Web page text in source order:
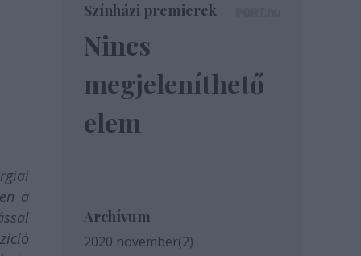
a
Színházi premierek
Nincs
megjeleníthető
elem
Archívum
2020 november(2)